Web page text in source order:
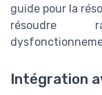
guide pour la
résoudre
Intégration